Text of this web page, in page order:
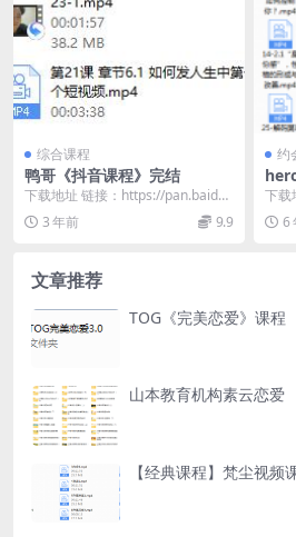
综合课程
鸭哥《抖音课程》完结
下载地址 链接：https://pan.baidu.
com/s/1sKHhfzb...
3 年前 9.9
约
下载
6
文章推荐
TOG《完美恋爱》课程
山本教育机构素云恋爱
【经典课程】梵尘视频